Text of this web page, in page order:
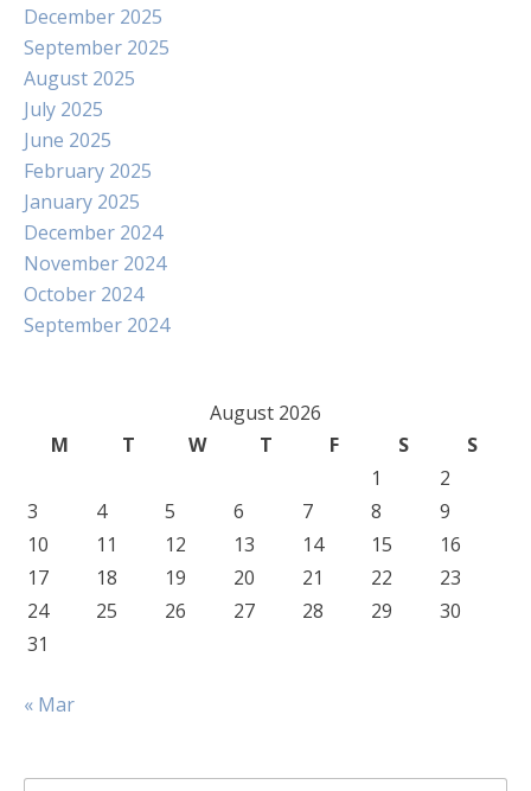
December 2025
September 2025
August 2025
July 2025
June 2025
February 2025
January 2025
December 2024
November 2024
October 2024
September 2024
August 2026
M
T W T F S
S
1
2
3
4 5 6 7 8
9
10
11 12 13 14 15
16
17
18 19 20 21 22
23
24
25 26 27 28 29
30
31
« Mar